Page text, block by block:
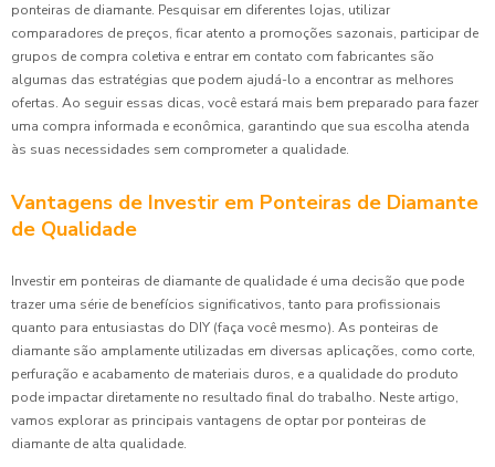
ponteiras de diamante. Pesquisar em diferentes lojas, utilizar
comparadores de preços, ficar atento a promoções sazonais, participar de
grupos de compra coletiva e entrar em contato com fabricantes são
algumas das estratégias que podem ajudá-lo a encontrar as melhores
ofertas. Ao seguir essas dicas, você estará mais bem preparado para fazer
uma compra informada e econômica, garantindo que sua escolha atenda
às suas necessidades sem comprometer a qualidade.
Vantagens de Investir em Ponteiras de Diamante
de Qualidade
Investir em ponteiras de diamante de qualidade é uma decisão que pode
trazer uma série de benefícios significativos, tanto para profissionais
quanto para entusiastas do DIY (faça você mesmo). As ponteiras de
diamante são amplamente utilizadas em diversas aplicações, como corte,
perfuração e acabamento de materiais duros, e a qualidade do produto
pode impactar diretamente no resultado final do trabalho. Neste artigo,
vamos explorar as principais vantagens de optar por ponteiras de
diamante de alta qualidade.